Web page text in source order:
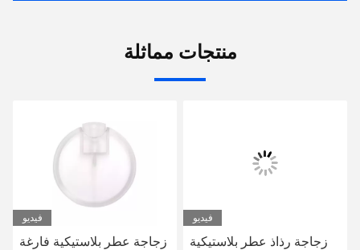
منتجات مماثلة
فيديو
زجاجة عطر بلاستيكية فارغة
فيديو
زجاجة رذاذ عطر بلاستيكية